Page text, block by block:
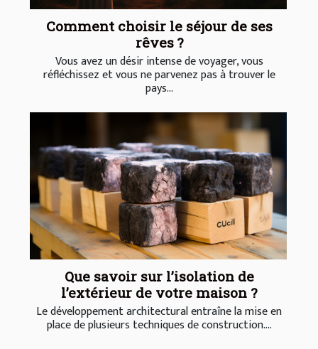
Comment choisir le séjour de ses
rêves ?
Vous avez un désir intense de voyager, vous
réfléchissez et vous ne parvenez pas à trouver le
pays...
Que savoir sur l’isolation de
l’extérieur de votre maison ?
Le développement architectural entraîne la mise en
place de plusieurs techniques de construction....